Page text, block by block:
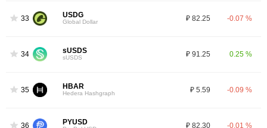
33 USDG
Global Dollar ₽ 82.25 -0.07 %
34 sUSDS
sUSDS ₽ 91.25 0.25 %
35 HBAR
Hedera Hashgraph ₽ 5.59 -0.09 %
36 PYUSD ₽ 82.30 -0.01 %